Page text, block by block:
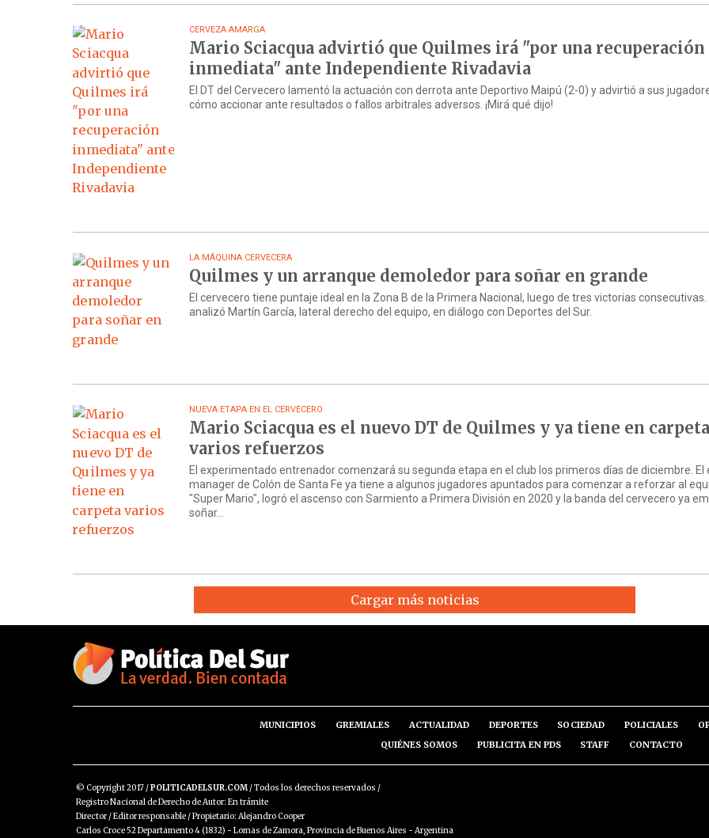
CERVEZA AMARGA
Mario Sciacqua advirtió que Quilmes irá "por una recuperación
inmediata" ante Independiente Rivadavia
El DT del Cervecero lamentó la actuación con derrota ante Deportivo Maipú (2-0) y advirtió a sus
cómo accionar ante resultados o fallos arbitrales adversos. ¡Mirá qué dijo!
LA MÁQUINA CERVECERA
Quilmes y un arranque demoledor para soñar en grande
El cervecero tiene puntaje ideal en la Zona B de la Primera Nacional, luego de tres victorias consecutivas.
analizó Martín García, lateral derecho del equipo, en diálogo con Deportes del Sur.
NUEVA ETAPA EN EL CERVECERO
Mario Sciacqua es el nuevo DT de Quilmes y ya tiene en carpeta
varios refuerzos
El experimentado entrenador comenzará su segunda etapa en el club los primeros días de diciembre. El
manager de Colón de Santa Fe ya tiene a algunos jugadores apuntados para comenzar a reforzar al
"Super Mario", logró el ascenso con Sarmiento a Primera División en 2020 y la banda del cervecero ya
soñar...
Cargar más noticias
MUNICIPIOS GREMIALES ACTUALIDAD DEPORTES SOCIEDAD POLICIALES
QUIÉNES SOMOS
PUBLICITA EN PDS STAFF CONTACTO
© Copyright 2017 /POLITICADELSUR.COM / Todos los derechos reservados /
Registro Nacional de Derecho de Autor: En trámite
Director / Editor responsable / Propietario: Alejandro Cooper
Carlos Croce 52 Departamento 4 (1832) - Lomas de Zamora, Provincia de Buenos Aires - Argentina